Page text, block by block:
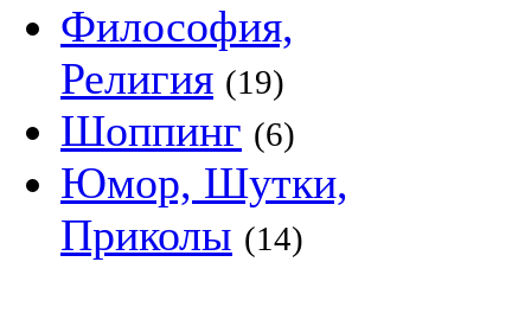
Философия,
Религия (19)
Шоппинг (6)
Юмор, Шутки,
Приколы (14)